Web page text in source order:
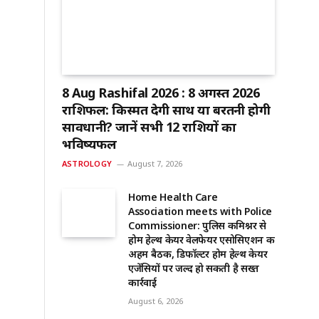
8 Aug Rashifal 2026 : 8 अगस्त 2026
राशिफल: किस्मत देगी साथ या बरतनी होगी
सावधानी? जानें सभी 12 राशियों का
भविष्यफल
ASTROLOGY August 7, 2026
Home Health Care
Association meets with Police
Commissioner: पुलिस कमिश्नर से
होम हेल्थ केयर वेलफेयर एसोसिएशन की
अहम बैठक, डिफॉल्टर होम हेल्थ केयर
एजेंसियों पर जल्द हो सकती है सख्त
कार्रवाई
August 6, 2026